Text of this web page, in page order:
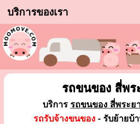
บริการของเรา
รถขนของ สี่พร
บริการ รถขนของ สี่พระย
รถรับจ้างขนของ - รับย้ายบ้